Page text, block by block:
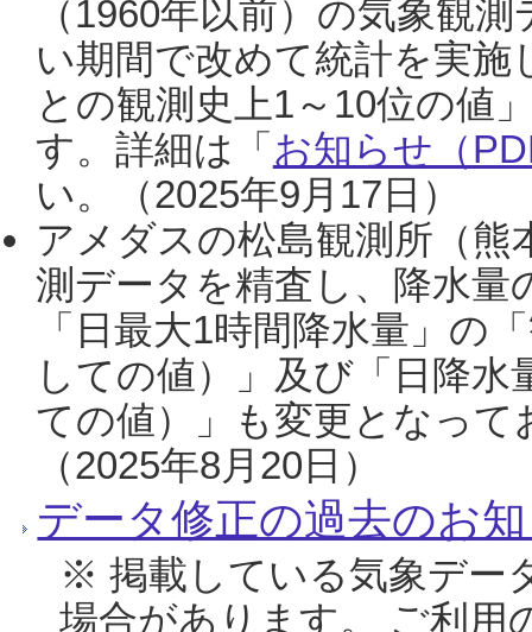
（1960年以前）の気象観
い期間で改めて統計を実
との観測史上1～10位の値
す。詳細は「 お知らせ（
い。（2025年9月17日）
アメダスの松島観測所（熊
測データを精査し、降水
「日最大1時間降水量」の
しての値）」及び「日降
ての値）」も変更となっ
（2025年8月20日）
データ修正の過去のお
※ 掲載している気象デー
場合があります。 ご利用